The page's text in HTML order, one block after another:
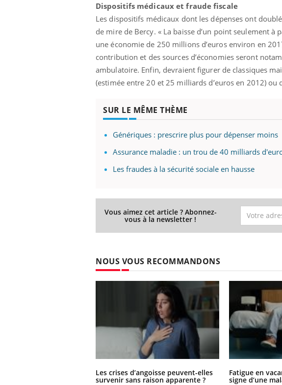
Dispositifs médicaux et fraude fiscale
Les dispositifs médicaux dont les dépenses ont
de mire de Bercy. « La baisse d’un point seulement
une économie de 250 millions d’euros environ en
contribution et des sources d’économies seront
ambulatoire. Enfin, devraient figurer de classiques
(estimée entre 20 et 25 milliards d’euros en 2012) ou
SUR LE MÊME THÈME
Génériques : prescrire plus pour dépenser moins
Assurance maladie : un trou de 40 milliards
Les fraudes à la sécurité sociale en hausse
Vous aimez cet article ? Abonnez-
vous à la newsletter !
NOUS VOUS RECOMMANDONS
Les crises d’angoisse peuvent-elles
survenir sans raison apparente ?
Fatigue en
signe d’une
Carence en fer : comprendre pour
Youtube
Fatigue, irritabilité, brouillard mental ou
même alopécie… Les symptômes de la
carence en fer sont multiples ce qui la rend
Youtube
Insuline & Charge
osait en parler??
En 2026, l'insuline
reste entourée
patients comme